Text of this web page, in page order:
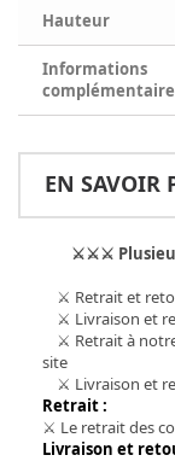
Hauteur
Informations
EN SAVOIR
⚔⚔⚔
⚔ Retrait et
⚔ Livraison et
⚔ Retrait à
site
⚔ Livraison et
Retrait :
⚔ Le retrait des
Livraison et